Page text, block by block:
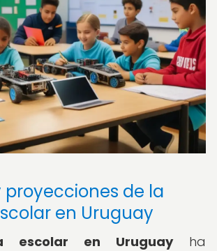
proyecciones de la
en Uruguay
escolar en Uruguayha